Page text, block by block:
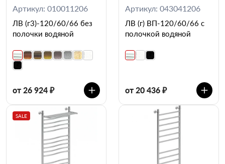
Артикул: 010011206
ЛВ (г3)-120/60/66 без
полочки водяной
от 26 924 ₽
Артикул: 043041206
ЛВ (г) ВП-120/60/66 с
полочкой водяной
от 20 436 ₽
SALE